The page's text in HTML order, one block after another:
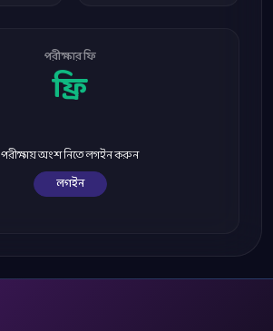
পরীক্ষার ফি
ফ্রি
পরীক্ষায় অংশ নিতে লগইন করুন
লগইন